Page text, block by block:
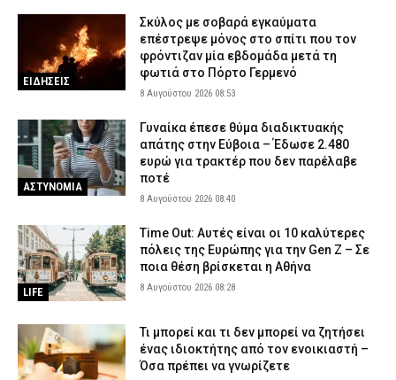
ΕΙΔΗΣΕΙΣ
Σκύλος με σοβαρά εγκαύματα
επέστρεψε μόνος στο σπίτι που τον
φρόντιζαν μία εβδομάδα μετά τη
φωτιά στο Πόρτο Γερμενό
8 Αυγούστου 2026 08:53
ΑΣΤΥΝΟΜΙΑ
Γυναίκα έπεσε θύμα διαδικτυακής
απάτης στην Εύβοια – Έδωσε 2.480
ευρώ για τρακτέρ που δεν παρέλαβε
ποτέ
8 Αυγούστου 2026 08:40
LIFE
Time Out: Αυτές είναι οι 10 καλύτερες
πόλεις της Ευρώπης για την Gen Z – Σε
ποια θέση βρίσκεται η Αθήνα
8 Αυγούστου 2026 08:28
Τι μπορεί και τι δεν μπορεί να ζητήσει
ένας ιδιοκτήτης από τον ενοικιαστή –
Όσα πρέπει να γνωρίζετε